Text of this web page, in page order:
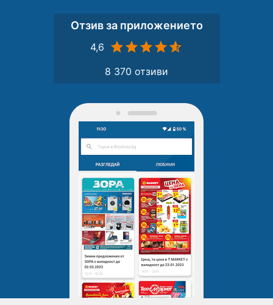
Отзив за приложението
4,6
8 370 отзиви